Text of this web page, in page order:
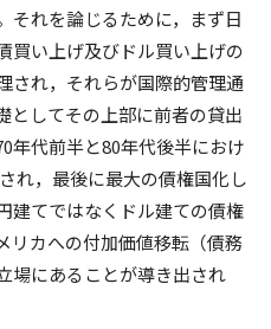
それを論じるために，まず日
買い上げ及びドル買い上げの
され，それらが国際的管理通
としてその上部に前者の貸出
年代前半と80年代後半におけ
れ，最後に最大の債権国化し
建てではなくドル建ての債権
リカへの付加価値移転（債務
場にあることが導き出され